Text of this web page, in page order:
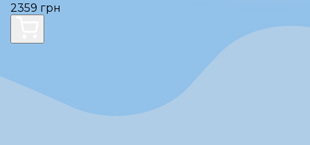
2359 грн